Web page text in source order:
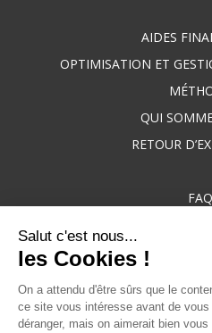
AIDES
OPTIMISATION ET
QUI
RETOUR
FAQ
Salut c'est nous...
les Cookies !
On a attendu d'être sûrs que le
ce site vous intéresse avant de vous
déranger, mais on aimerait bien